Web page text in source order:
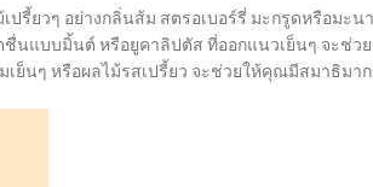
รี้ยวๆ อย่างกลิ่นส้ม สตรอเบอร์รี่ มะกรูดหรือมะ
นแบบมิ้นต์ หรือยูคาลิปตัส ที่ออกแนวเย็นๆ จะช่ว
ย็นๆ หรือผลไม้รสเปรี้ยว จะช่วยให้คุณมีสมาธิมา